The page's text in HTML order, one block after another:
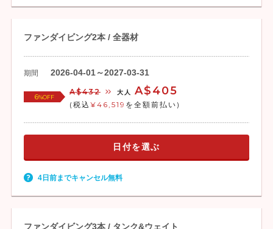
ファンダイビング2本 / 全器材
期間 2026-04-01～2027-03-31
6%OFF
A$432 大人 A$405
(税込 ¥46,519 を全額前払い)
日付を選ぶ
4日前までキャンセル無料
ファンダイビング3本 / タンク&ウェイト